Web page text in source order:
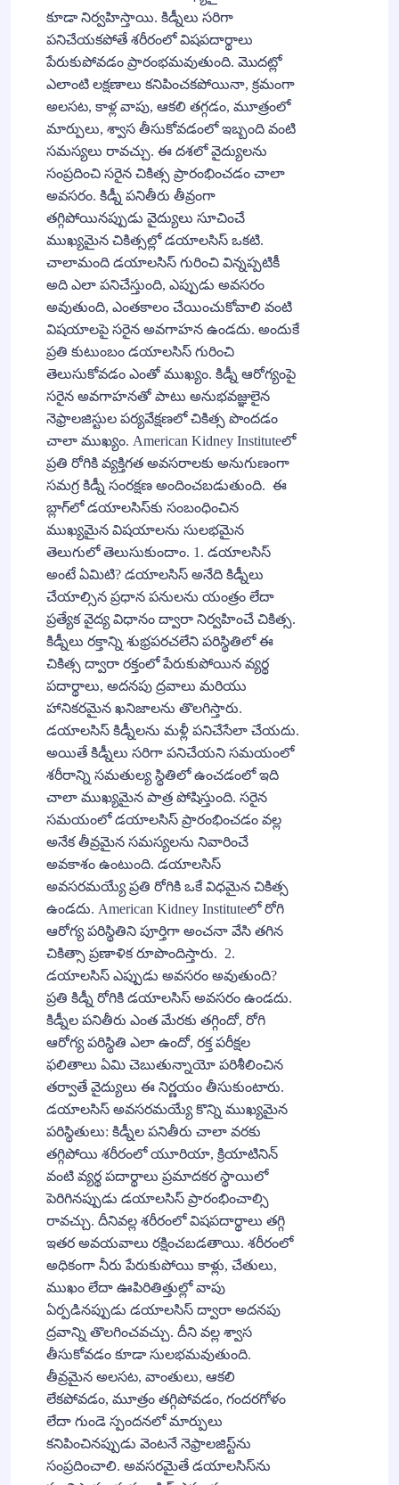
కూడా నిర్వహిస్తాయి. కిడ్నీలు సరిగా
పనిచేయకపోతే శరీరంలో విషపదార్థాలు
పేరుకుపోవడం ప్రారంభమవుతుంది. మొదట్లో
ఎలాంటి లక్షణాలు కనిపించకపోయినా, క్రమంగా
అలసట, కాళ్ల వాపు, ఆకలి తగ్గడం, మూత్రంలో
మార్పులు, శ్వాస తీసుకోవడంలో ఇబ్బంది వంటి
సమస్యలు రావచ్చు. ఈ దశలో వైద్యులను
సంప్రదించి సరైన చికిత్స ప్రారంభించడం చాలా
అవసరం. కిడ్నీ పనితీరు తీవ్రంగా
తగ్గిపోయినప్పుడు వైద్యులు సూచించే
ముఖ్యమైన చికిత్సల్లో డయాలసిస్ ఒకటి.
చాలామంది డయాలసిస్ గురించి విన్నప్పటికీ
అది ఎలా పనిచేస్తుంది, ఎప్పుడు అవసరం
అవుతుంది, ఎంతకాలం చేయించుకోవాలి వంటి
విషయాలపై సరైన అవగాహన ఉండదు. అందుకే
ప్రతి కుటుంబం డయాలసిస్ గురించి
తెలుసుకోవడం ఎంతో ముఖ్యం. కిడ్నీ ఆరోగ్యంపై
సరైన అవగాహనతో పాటు అనుభవజ్ఞులైన
నెఫ్రాలజిస్టుల పర్యవేక్షణలో చికిత్స పొందడం
చాలా ముఖ్యం. American Kidney Instituteలో
ప్రతి రోగికి వ్యక్తిగత అవసరాలకు అనుగుణంగా
సమగ్ర కిడ్నీ సంరక్షణ అందించబడుతుంది. ఈ
బ్లాగ్‌లో డయాలసిస్‌కు సంబంధించిన
ముఖ్యమైన విషయాలను సులభమైన
తెలుగులో తెలుసుకుందాం. 1. డయాలసిస్
అంటే ఏమిటి? డయాలసిస్ అనేది కిడ్నీలు
చేయాల్సిన ప్రధాన పనులను యంత్రం లేదా
ప్రత్యేక వైద్య విధానం ద్వారా నిర్వహించే చికిత్స.
కిడ్నీలు రక్తాన్ని శుభ్రపరచలేని పరిస్థితిలో ఈ
చికిత్స ద్వారా రక్తంలో పేరుకుపోయిన వ్యర్థ
పదార్థాలు, అదనపు ద్రవాలు మరియు
హానికరమైన ఖనిజాలను తొలగిస్తారు.
డయాలసిస్ కిడ్నీలను మళ్లీ పనిచేసేలా చేయదు.
అయితే కిడ్నీలు సరిగా పనిచేయని సమయంలో
శరీరాన్ని సమతుల్య స్థితిలో ఉంచడంలో ఇది
చాలా ముఖ్యమైన పాత్ర పోషిస్తుంది. సరైన
సమయంలో డయాలసిస్ ప్రారంభించడం వల్ల
అనేక తీవ్రమైన సమస్యలను నివారించే
అవకాశం ఉంటుంది. డయాలసిస్
అవసరమయ్యే ప్రతి రోగికి ఒకే విధమైన చికిత్స
ఉండదు. American Kidney Instituteలో రోగి
ఆరోగ్య పరిస్థితిని పూర్తిగా అంచనా వేసి తగిన
చికిత్సా ప్రణాళిక రూపొందిస్తారు. 2.
డయాలసిస్ ఎప్పుడు అవసరం అవుతుంది?
ప్రతి కిడ్నీ రోగికి డయాలసిస్ అవసరం ఉండదు.
కిడ్నీల పనితీరు ఎంత మేరకు తగ్గిందో, రోగి
ఆరోగ్య పరిస్థితి ఎలా ఉందో, రక్త పరీక్షల
ఫలితాలు ఏమి చెబుతున్నాయో పరిశీలించిన
తర్వాతే వైద్యులు ఈ నిర్ణయం తీసుకుంటారు.
డయాలసిస్ అవసరమయ్యే కొన్ని ముఖ్యమైన
పరిస్థితులు: కిడ్నీల పనితీరు చాలా వరకు
తగ్గిపోయి శరీరంలో యూరియా, క్రియాటినిన్
వంటి వ్యర్థ పదార్థాలు ప్రమాదకర స్థాయిలో
పెరిగినప్పుడు డయాలసిస్ ప్రారంభించాల్సి
రావచ్చు. దీనివల్ల శరీరంలో విషపదార్థాలు తగ్గి
ఇతర అవయవాలు రక్షించబడతాయి. శరీరంలో
అధికంగా నీరు పేరుకుపోయి కాళ్లు, చేతులు,
ముఖం లేదా ఊపిరితిత్తుల్లో వాపు
ఏర్పడినప్పుడు డయాలసిస్ ద్వారా అదనపు
ద్రవాన్ని తొలగించవచ్చు. దీని వల్ల శ్వాస
తీసుకోవడం కూడా సులభమవుతుంది.
తీవ్రమైన అలసట, వాంతులు, ఆకలి
లేకపోవడం, మూత్రం తగ్గిపోవడం, గందరగోళం
లేదా గుండె స్పందనలో మార్పులు
కనిపించినప్పుడు వెంటనే నెఫ్రాలజిస్ట్‌ను
సంప్రదించాలి. అవసరమైతే డయాలసిస్‌ను